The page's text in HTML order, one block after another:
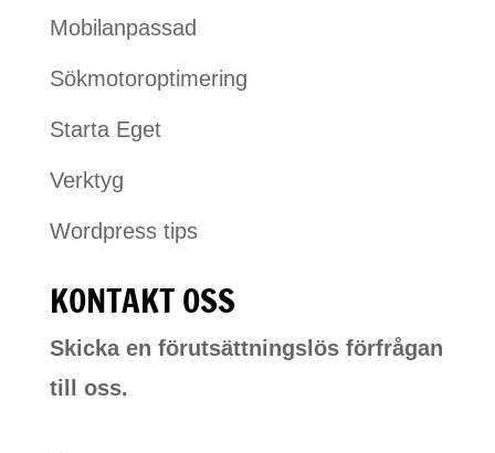
Mobilanpassad
Sökmotoroptimering
Starta Eget
Verktyg
Wordpress tips
KONTAKT OSS
Skicka en förutsättningslös förfrågan
till oss.